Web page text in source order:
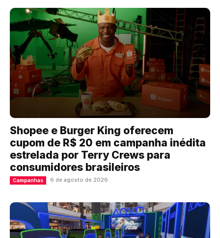
Shopee e Burger King oferecem
cupom de R$ 20 em campanha inédita
estrelada por Terry Crews para
consumidores brasileiros
Campanhas 6 de agosto de 2026